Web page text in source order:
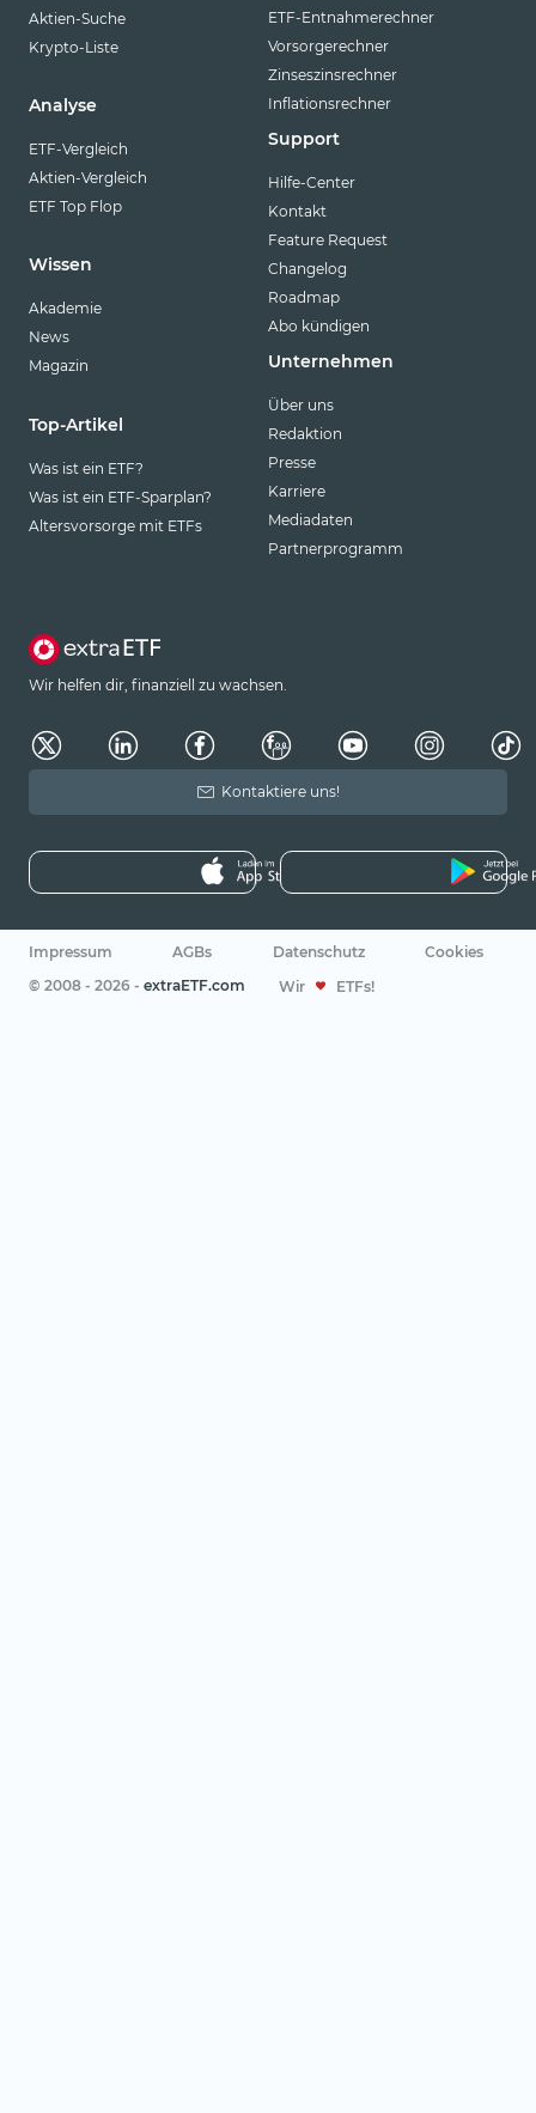
Aktien-Suche
Krypto-Liste
Analyse
ETF-Vergleich
Aktien-Vergleich
ETF Top Flop
Wissen
Akademie
News
Magazin
Top-Artikel
Was ist ein ETF?
Was ist ein ETF-Sparplan?
Altersvorsorge mit ETFs
ETF-Entnahmerechner
Vorsorgerechner
Zinseszinsrechner
Inflationsrechner
Support
Hilfe-Center
Kontakt
Feature Request
Changelog
Roadmap
Abo kündigen
Unternehmen
Über uns
Redaktion
Presse
Karriere
Mediadaten
Partnerprogramm
Wir helfen dir, finanziell zu wachsen.
Kontaktiere uns!
Impressum AGBs Datenschutz
Cookies
© 2008 - 2026 - extraETF.com Wir ETFs!